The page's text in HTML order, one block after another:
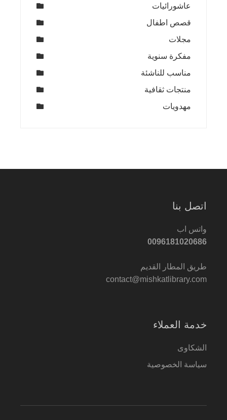
عاشورائيات
قصص اطفال
مجلات
مفكرة سنوية
مناسب للناشئة
منتجات ثقافية
مهدويات
اتصل بنا
واتس اب
0096181020686
طريق المطار القديم
contact@mishkatlibrary.com
خدمة العملاء
الشكاوى
سياسة الخصوصية